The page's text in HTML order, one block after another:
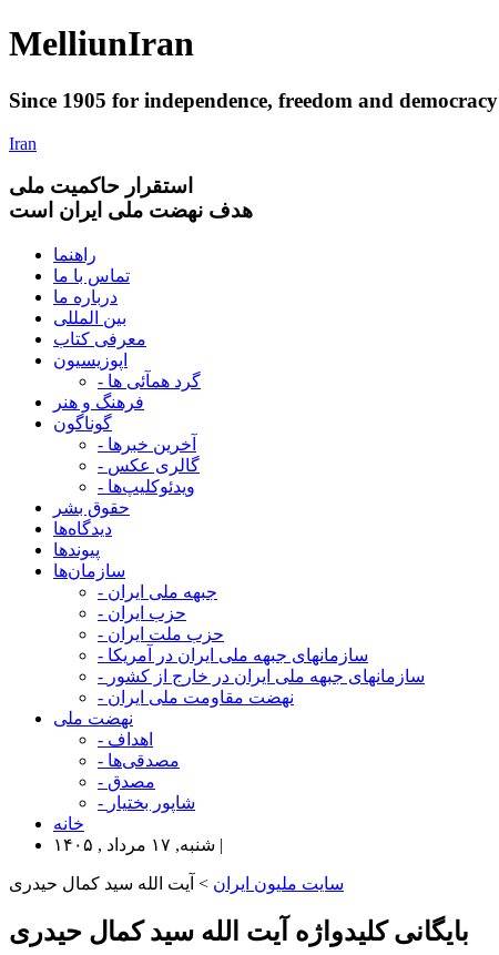
MelliunIran
Since 1905 for independence, freedom and democracy
Iran
استقرار حاکميت ملی
هدف نهضت ملی ایران است
راهنما
تماس با ما
درباره ما
بین المللی
معرفی کتاب
اپوزیسیون
- گرد همآئی ها
فرهنگ و هنر
گوناگون
- آخرین خبرها
- گالری عکس
- ویدئوکلیپ‌ها
حقوق بشر
دیدگاه‌ها
پیوندها
سازمان‌ها
- جبهه ملی ایران
- حزب ایران
- حزب ملت ایران
- سازمانهای جبهه ملی ایران در آمریکا
- سازمانهای جبهه ملی ایران در خارج از کشور
- نهضت مقاومت ملی ایران
نهضت ملی
- اهداف
- مصدقی‌ها
- مصدق
- شاپور بختیار
خانه
شنبه, ۱۷ مرداد , ۱۴۰۵ |
سایت ملیون ایران > آیت الله سید کمال حیدری
بایگانی کلیدواژه آیت الله سید کمال حیدری